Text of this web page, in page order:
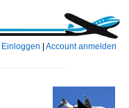
Einloggen Account anmelden